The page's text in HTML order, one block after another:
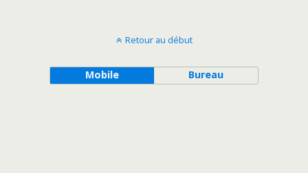
Retour au début
Mobile Bureau